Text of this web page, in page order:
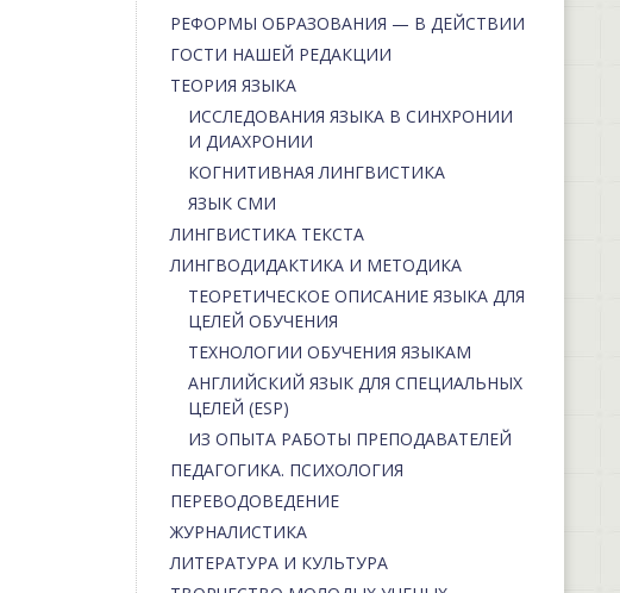
РЕФОРМЫ ОБРАЗОВАНИЯ — В ДЕЙСТВИИ
ГОСТИ НАШЕЙ РЕДАКЦИИ
ТЕОРИЯ ЯЗЫКА
ИССЛЕДОВАНИЯ ЯЗЫКА В СИНХРОНИИ
И ДИАХРОНИИ
КОГНИТИВНАЯ ЛИНГВИСТИКА
ЯЗЫК СМИ
ЛИНГВИСТИКА ТЕКСТА
ЛИНГВОДИДАКТИКА И МЕТОДИКА
ТЕОРЕТИЧЕСКОЕ ОПИСАНИЕ ЯЗЫКА ДЛЯ
ЦЕЛЕЙ ОБУЧЕНИЯ
ТЕХНОЛОГИИ ОБУЧЕНИЯ ЯЗЫКАМ
АНГЛИЙСКИЙ ЯЗЫК ДЛЯ СПЕЦИАЛЬНЫХ
ЦЕЛЕЙ (ESP)
ИЗ ОПЫТА РАБОТЫ ПРЕПОДАВАТЕЛЕЙ
ПЕДАГОГИКА. ПСИХОЛОГИЯ
ПЕРЕВОДОВЕДЕНИЕ
ЖУРНАЛИСТИКА
ЛИТЕРАТУРА И КУЛЬТУРА